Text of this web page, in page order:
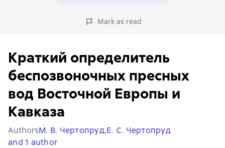
Mark as read
Краткий определитель
беспозвоночных пресных
вод Восточной Европы и
Кавказа
AuthorsМ. В. Чертопруд,Е. С. Чертопруд
and 1 author